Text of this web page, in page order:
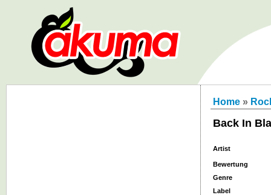
Home »
Back In
Artist
Bewertung
Genre
Label